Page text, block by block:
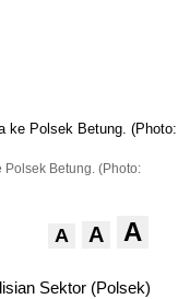
Polsek Betung. (Photo:
A A A
Sektor (Polsek)